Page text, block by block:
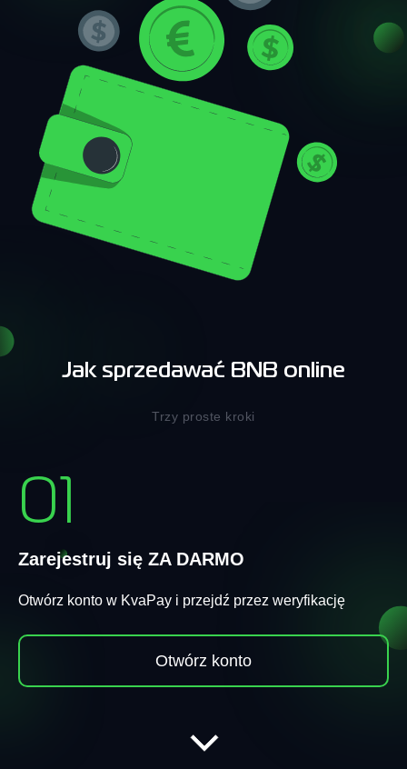
Jak sprzedawać BNB online
Trzy proste kroki
01
Zarejestruj się ZA DARMO
Otwórz konto w KvaPay i przejdź przez weryfikację
Otwórz konto